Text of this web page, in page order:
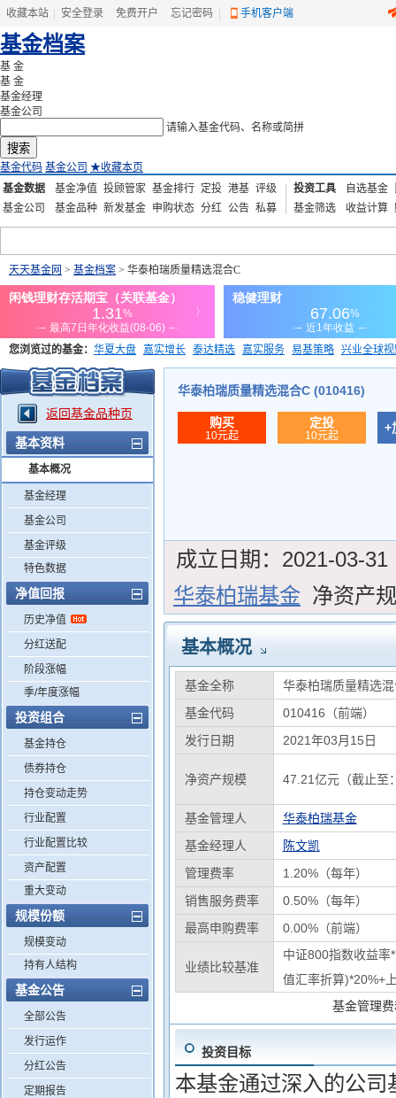
收藏本站 安全登录 免费开户 忘记密码 手机客户端
基金档案
基 金
基 金
基金经理
基金公司
请输入基金代码、名称或简拼
搜索
基金代码 基金公司 ★收藏本页
基金数据
基金净值 投顾管家 基金排行 定投 港基 评级
基金公司
基金品种 新发基金 申购状态 分红 公告 私募
投资工具 自选基金
基金筛选
收益计算
天天基金网 > 基金档案 > 华泰柏瑞质量精选混合C
您浏览过的基金： 华夏大盘 嘉实增长 泰达精选 嘉实服务 易基策略 兴业全球
添富优势 华安宏利 上证180价值ETF
返回基金品种页
基本资料
基本概况
基金经理
基金公司
基金评级
特色数据
净值回报
历史净值
分红送配
阶段涨幅
季/年度涨幅
投资组合
基金持仓
债券持仓
持仓变动走势
行业配置
行业配置比较
资产配置
重大变动
规模份额
规模变动
持有人结构
基金公告
全部公告
发行运作
分红公告
定期报告
华泰柏瑞质量精选混合C (010416)
购买
10元起
定投
10元起
+
成立日期： 2021-03-31
华泰柏瑞基金 净资产
基本概况
基金全称
华泰柏瑞质量精选
基金代码
010416（前端）
发行日期
2021年03月15日
净资产规模 47.21亿元（截止至
基金管理人
华泰柏瑞基金
基金经理人
陈文凯
管理费率
1.20%（每年）
销售服务费率
0.50%（每年）
最高申购费率
0.00%（前端）
业绩比较基准
中证800指数收益率
值汇率折算)*20%+
基金管理
投资目标
本基金通过深入的公